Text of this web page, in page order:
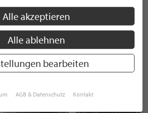
AUF
INSTAGRAM
Alle akzeptieren
Alle ablehnen
bearbeiten
AGB & Datenschutz Kontakt